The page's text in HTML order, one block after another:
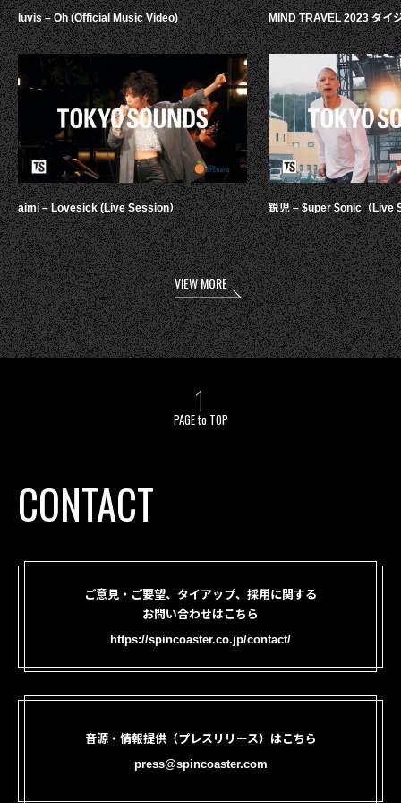
luvis – Oh (Official Music Video)
aimi – Lovesick (Live Session）
MIND TRAVEL 2023 ダイ
鋭児 – $uper $onic（Live
VIEW MORE
PAGE to TOP
CONTACT
ご意見・ご要望、タイアップ、採用に関する
お問い合わせはこちら
https://spincoaster.co.jp/contact/
音源・情報提供（プレスリリース）はこちら
press@spincoaster.com